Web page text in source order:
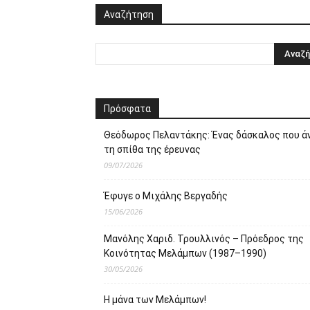
Αναζήτηση
Πρόσφατα
Θεόδωρος Πελαντάκης: Ένας δάσκαλος που
τη σπίθα της έρευνας
09/07/2026
Έφυγε ο Μιχάλης Βεργαδής
15/06/2026
Μανόλης Χαριδ. Τρουλλινός – Πρόεδρος της
Κοινότητας Μελάμπων (1987–1990)
30/05/2026
Η μάνα των Μελάμπων!